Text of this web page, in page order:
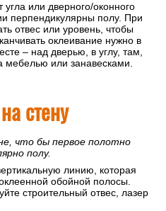
угла или дверного/оконного
перпендикулярны полу. При
отвес или уровень, чтобы
оклеивание нужно в
– над дверью, в углу, там,
мебелью или занавесками.
стену
что бы первое полотно
полу.
линию, которая
обойной полосы.
строительный отвес, лазер